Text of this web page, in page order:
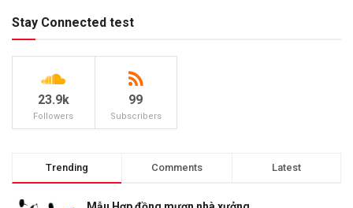
Stay Connected test
23.9k
Followers
99
Subscribers
Trending Comments Latest